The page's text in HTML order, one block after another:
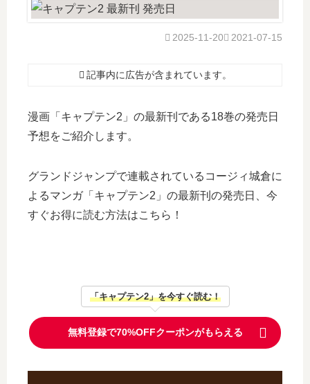
2021-07-15
2025-11-20
記事内に広告が含まれています。
漫画「キャプテン2」の最新刊である18巻の発売日
予想をご紹介します。
グランドジャンプで連載されているコージィ城倉に
よるマンガ「キャプテン2」の最新刊の発売日、今
すぐお得に読む方法はこちら！
「キャプテン2」を今すぐ読む！
無料登録で70%OFFクーポンがもらえる